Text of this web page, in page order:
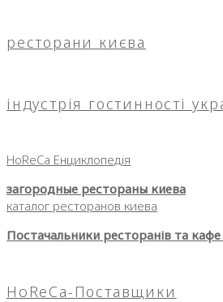
ресторани києва
індустрія гостинності
HoReCa Енциклопедія
загородные рестораны киева
каталог ресторанов киева
Постачальники ресторанів та
HoReCa-Поставщики